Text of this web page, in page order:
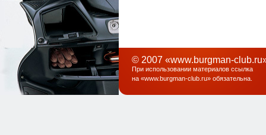
© 2007 «www.burgman-
При использовании материалов ссылка
на «www.burgman-club.ru» обязательна